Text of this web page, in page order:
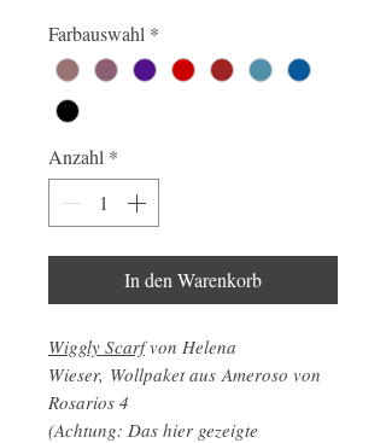
Farbauswahl *
Anzahl *
In den Warenkorb
Wiggly Scarfvon Helena
Wieser, Wollpaket aus Ameroso von
Rosarios 4
(Achtung: Das hier gezeigte